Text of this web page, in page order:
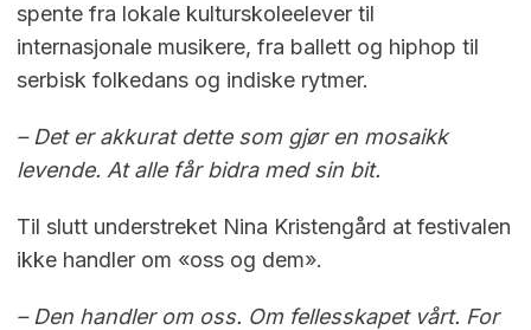
spente fra lokale kulturskoleelever til
internasjonale musikere, fra ballett og hiphop til
serbisk folkedans og indiske rytmer.
– Det er akkurat dette som gjør en mosaikk
levende. At alle får bidra med sin bit.
Til slutt understreket Nina Kristengård at festivalen
ikke handler om «oss og dem».
– Den handler om oss. Om fellesskapet vårt. For